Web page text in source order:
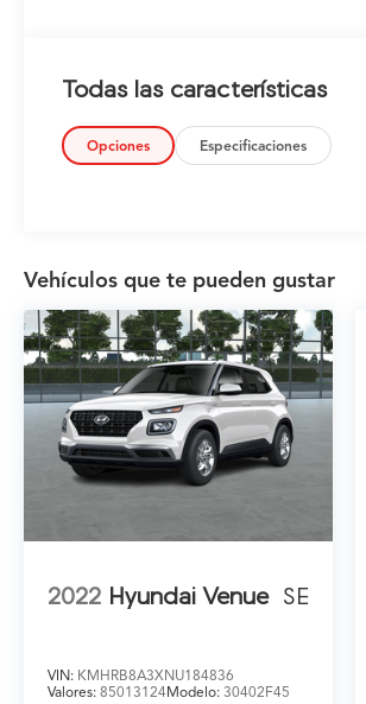
Todas las características
Opciones Especificaciones
Vehículos que te pueden gustar
2022 Hyundai Venue SE
VIN: KMHRB8A3XNU184836
Valores: 85013124Modelo: 30402F45